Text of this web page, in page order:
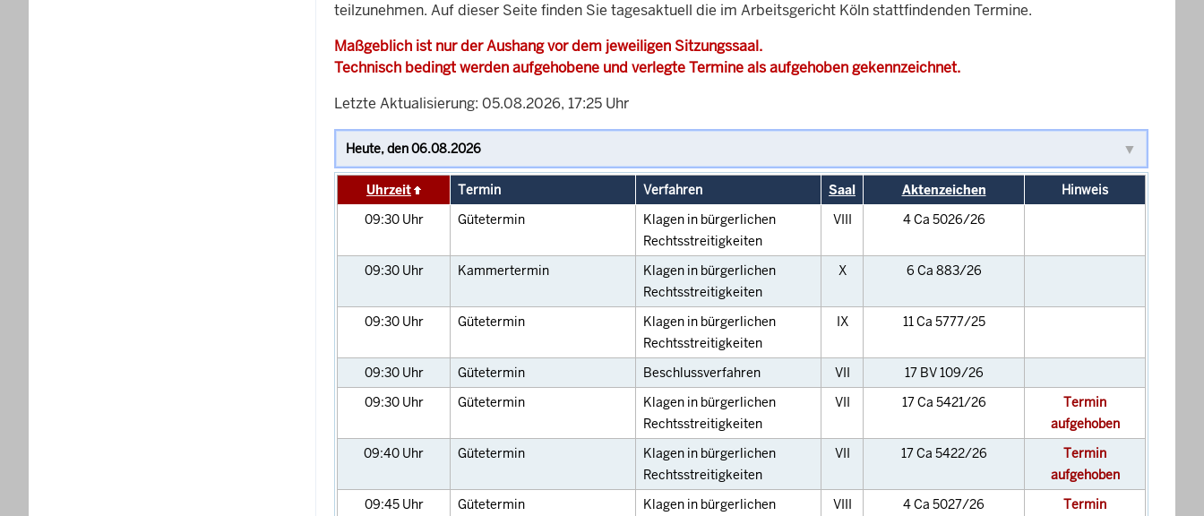
teilzunehmen. Auf dieser Seite finden Sie tagesaktuell die im Arbeitsgericht Köln stattfindenden Termine.
Maßgeblich ist nur der Aushang vor dem jeweiligen Sitzungssaal.
Technisch bedingt werden aufgehobene und verlegte Termine als aufgehoben gekennzeichnet.
Letzte Aktualisierung: 05.08.2026, 17:25 Uhr
Uhrzeit Termin Verfahren Saal Aktenzeichen
Hinweis
09:30 Uhr Gütetermin
Klagen in bürgerlichen
Rechtsstreitigkeiten
VIII 4 Ca 5026/26
09:30 Uhr Kammertermin
Klagen in bürgerlichen
Rechtsstreitigkeiten
X 6 Ca 883/26
09:30 Uhr Gütetermin
Klagen in bürgerlichen
Rechtsstreitigkeiten
IX 11 Ca 5777/25
09:30 Uhr Gütetermin Beschlussverfahren VII
17 BV 109/26
09:30 Uhr Gütetermin
Klagen in bürgerlichen
Rechtsstreitigkeiten
VII 17 Ca 5421/26
Termin
aufgehoben
09:40 Uhr Gütetermin
Klagen in bürgerlichen
Rechtsstreitigkeiten
VII 17 Ca 5422/26
Termin
aufgehoben
09:45 Uhr Gütetermin
Klagen in bürgerlichen
VIII 4 Ca 5027/26
Termin